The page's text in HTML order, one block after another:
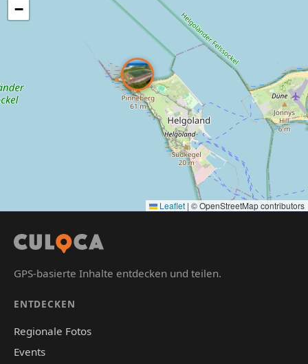
−
Leaflet | © OpenStreetMap contributors
GPS-basierte Inhalte entdecken und teilen.
ENTDECKEN
Regionale Fotos
Events